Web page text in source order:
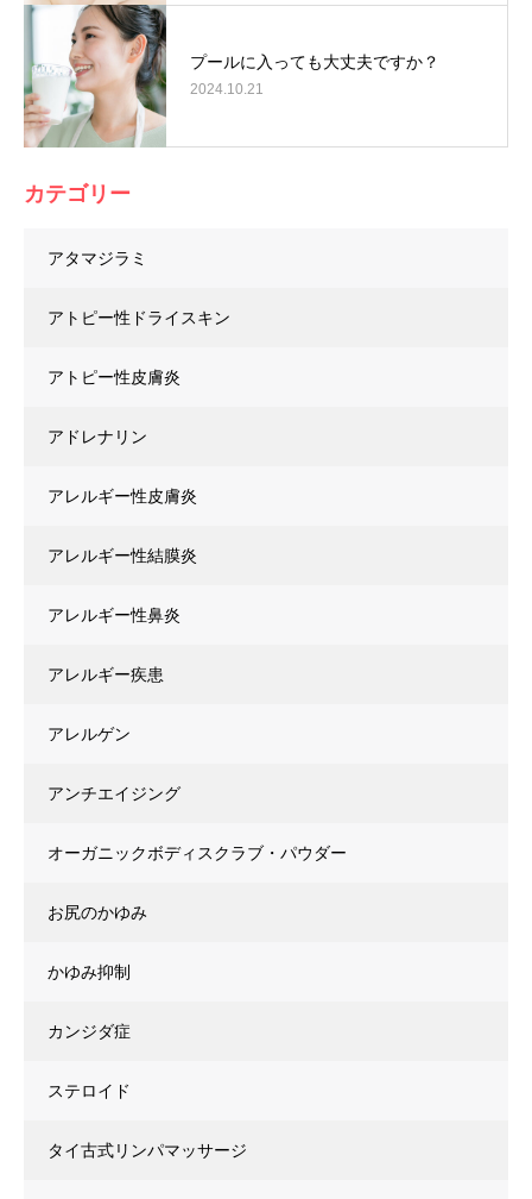
プールに入っても大丈夫ですか？
2024.10.21
カテゴリー
アタマジラミ
アトピー性ドライスキン
アトピー性皮膚炎
アドレナリン
アレルギー性皮膚炎
アレルギー性結膜炎
アレルギー性鼻炎
アレルギー疾患
アレルゲン
アンチエイジング
オーガニックボディスクラブ・パウダー
お尻のかゆみ
かゆみ抑制
カンジダ症
ステロイド
タイ古式リンパマッサージ